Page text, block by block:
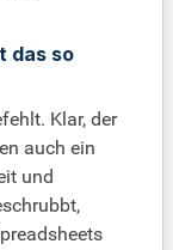
das so
Klar, der
auch ein
und